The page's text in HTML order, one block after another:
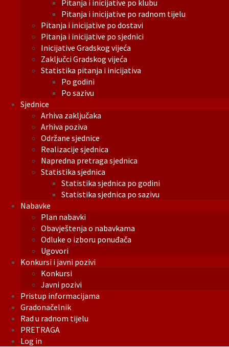
Pitanja i inicijative po klubu
Pitanja i inicijative po radnom tijelu
Pitanja i inicijative po dostavi
Pitanja i inicijative po sjednici
Inicijative Gradskog vijeća
Zaključci Gradskog vijeća
Statistika pitanja i inicijativa
Po godini
Po sazivu
Sjednice
Arhiva zaključaka
Arhiva poziva
Održane sjednice
Realizacije sjednica
Napredna pretraga sjednica
Statistika sjednica
Statistika sjednica po godini
Statistika sjednica po sazivu
Nabavke
Plan nabavki
Obavještenja o nabavkama
Odluke o izboru ponuđača
Ugovori
Konkursi i javni pozivi
Konkursi
Javni pozivi
Pristup informacijama
Gradonačelnik
Rad u radnom tijelu
PRETRAGA
Log in